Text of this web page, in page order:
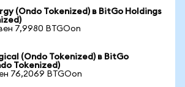
(Ondo Tokenized) в BitGo Holdings
7,9980 BTGOon
(Ondo Tokenized) в BitGo
Tokenized)
76,2069 BTGOon